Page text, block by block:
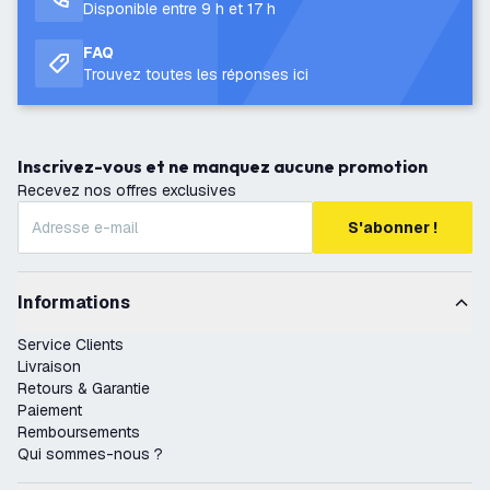
Disponible entre 9 h et 17 h
FAQ
Trouvez toutes les réponses ici
Inscrivez-vous et ne manquez aucune promotion
Recevez nos offres exclusives
S'abonner !
Informations
Service Clients
Livraison
Retours & Garantie
Paiement
Remboursements
Qui sommes-nous ?